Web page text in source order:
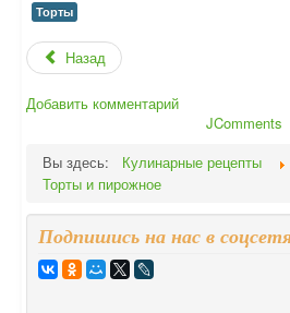
Торты
Назад
Добавить комментарий
JComments
Вы здесь:
Кулинарные рецепты
Торты и пирожное
Подпишись на нас в